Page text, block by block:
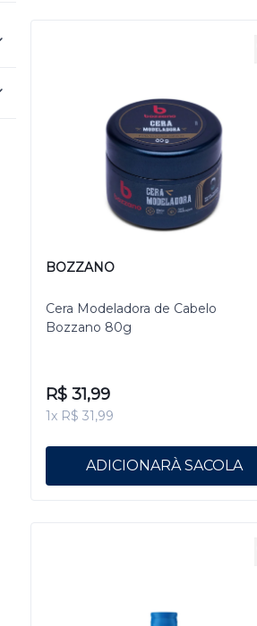
BOZZANO
Cera Modeladora de Cabelo
Bozzano 80g
R$ 31,99
1x R$ 31,99
ADICIONAR